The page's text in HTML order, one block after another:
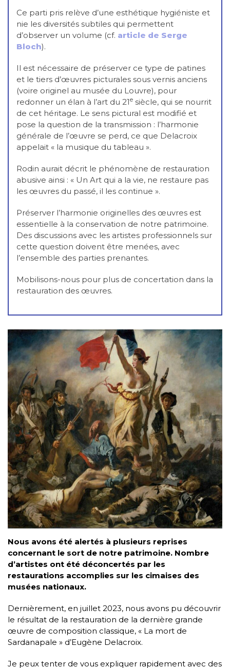
Ce parti pris relève d’une esthétique hygiéniste et
nie les diversités subtiles qui permettent
d’observer un volume (cf. article de Serge
Bloch).
Il est nécessaire de préserver ce type de patines
et le tiers d’œuvres picturales sous vernis anciens
(voire originel au musée du Louvre), pour
redonner un élan à l’art du 21e siècle, qui se nourrit
de cet héritage. Le sens pictural est modifié et
pose la question de la transmission : l’harmonie
générale de l’œuvre se perd, ce que Delacroix
appelait « la musique du tableau ».
Rodin aurait décrit le phénomène de restauration
abusive ainsi : « Un Art qui a la vie, ne restaure pas
les œuvres du passé, il les continue ».
Préserver l’harmonie originelles des œuvres est
essentielle à la conservation de notre patrimoine.
Des discussions avec les artistes professionnels sur
cette question doivent être menées, avec
l’ensemble des parties prenantes.
Mobilisons-nous pour plus de concertation dans la
restauration des œuvres.
Nous avons été alertés à plusieurs reprises
concernant le sort de notre patrimoine. Nombre
d’artistes ont été déconcertés par les
restaurations accomplies sur les cimaises des
musées nationaux.
Dernièrement, en juillet 2023, nous avons pu découvrir
le résultat de la restauration de la dernière grande
œuvre de composition classique, « La mort de
Sardanapale » d’Eugène Delacroix.
Je peux tenter de vous expliquer rapidement avec des